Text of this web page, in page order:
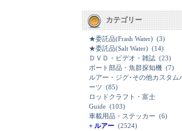
カテゴリー
★委託品(Frash Water) (3)
★委託品(Salt Water) (14)
ＤＶＤ・ビデオ・雑誌 (23)
ボート部品・魚群探知機 (7)
ルアー・ジグ･その他カスタム
ーツ (85)
ロッドクラフト・富士
Guide (103)
車載用品・ステッカー (6)
+ ルアー (2524)